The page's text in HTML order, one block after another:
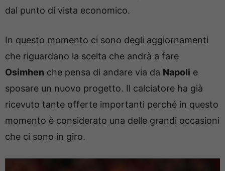
dal punto di vista economico.
In questo momento ci sono degli aggiornamenti
che riguardano la scelta che andrà a fare
Osimhen che pensa di andare via da Napoli e
sposare un nuovo progetto. Il calciatore ha già
ricevuto tante offerte importanti perché in questo
momento è considerato una delle grandi occasioni
che ci sono in giro.